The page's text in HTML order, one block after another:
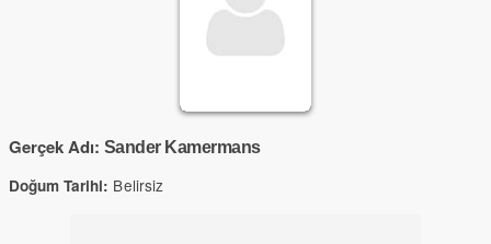
Gerçek Adı: Sander Kamermans
Doğum Tarihi: Belirsiz